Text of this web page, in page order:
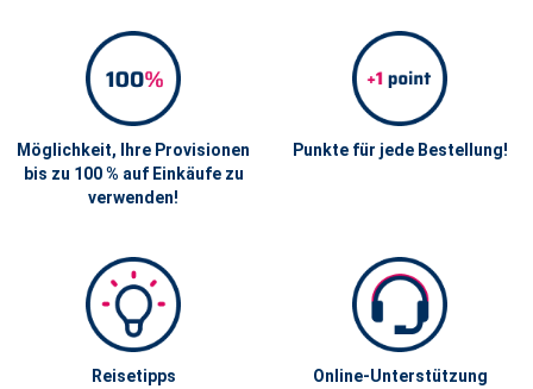
Möglichkeit, Ihre Provisionen
bis zu 100 % auf Einkäufe zu
verwenden!
Punkte für jede Bestellung!
Reisetipps Online-Unterstützung